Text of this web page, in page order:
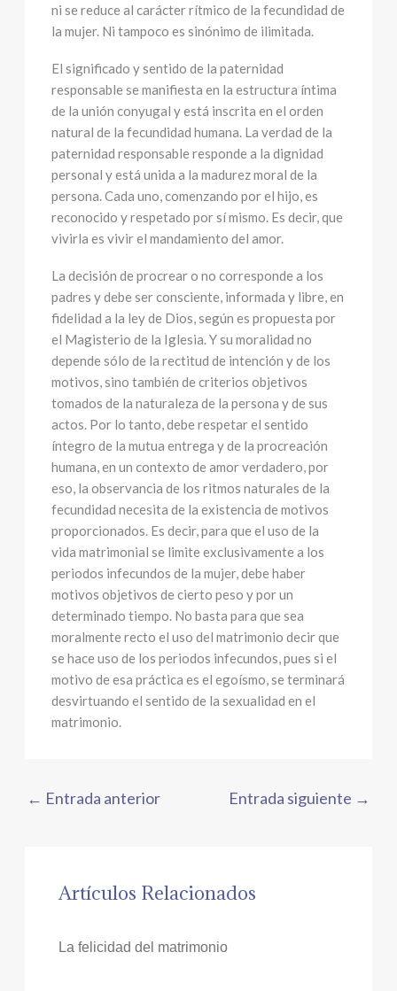
ni se reduce al carácter rítmico de la fecundidad de
la mujer. Ni tampoco es sinónimo de ilimitada.
El significado y sentido de la paternidad
responsable se manifiesta en la estructura íntima
de la unión conyugal y está inscrita en el orden
natural de la fecundidad humana. La verdad de la
paternidad responsable responde a la dignidad
personal y está unida a la madurez moral de la
persona. Cada uno, comenzando por el hijo, es
reconocido y respetado por sí mismo. Es decir, que
vivirla es vivir el mandamiento del amor.
La decisión de procrear o no corresponde a los
padres y debe ser consciente, informada y libre, en
fidelidad a la ley de Dios, según es propuesta por
el Magisterio de la Iglesia. Y su moralidad no
depende sólo de la rectitud de intención y de los
motivos, sino también de criterios objetivos
tomados de la naturaleza de la persona y de sus
actos. Por lo tanto, debe respetar el sentido
íntegro de la mutua entrega y de la procreación
humana, en un contexto de amor verdadero, por
eso, la observancia de los ritmos naturales de la
fecundidad necesita de la existencia de motivos
proporcionados. Es decir, para que el uso de la
vida matrimonial se limite exclusivamente a los
periodos infecundos de la mujer, debe haber
motivos objetivos de cierto peso y por un
determinado tiempo. No basta para que sea
moralmente recto el uso del matrimonio decir que
se hace uso de los periodos infecundos, pues si el
motivo de esa práctica es el egoísmo, se terminará
desvirtuando el sentido de la sexualidad en el
matrimonio.
← Entrada anterior Entrada siguiente →
Artículos Relacionados
La felicidad del matrimonio